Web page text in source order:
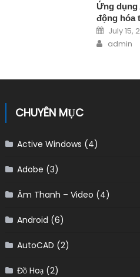
Ứng
động hóa
Posted
July 15,
Author
admin
CHUYÊN MỤC
Active Windows (4)
Adobe (3)
Âm Thanh – Video (4)
Android (6)
AutoCAD (2)
Đồ Hoạ(2)